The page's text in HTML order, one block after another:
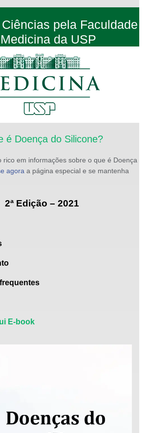
pela Faculdade
da USP
é Doença do Silicone?
rico em informações sobre o que é Doença
agora a página especial e se mantenha
2ª Edição – 2021
E-book